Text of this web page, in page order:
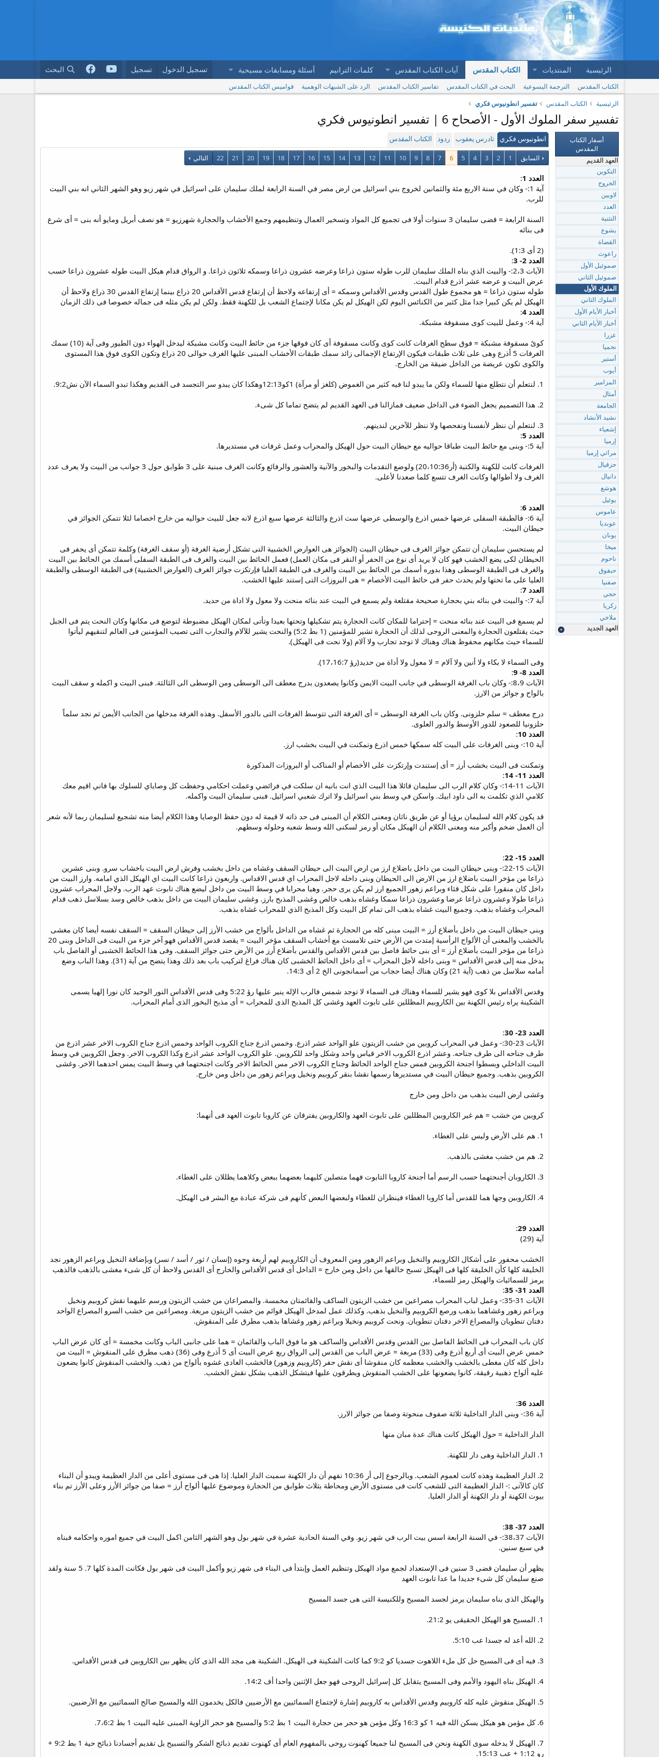
الرئيسية المنتديات الكتاب المقدس آيات الكتاب المقدس كلمات الترانيم أسئلة ومسابقات مسيحية تسجيل الدخول تسجيل البحث
الكتاب المقدس الترجمة اليسوعية البحث في الكتاب المقدس تفاسير الكتاب المقدس الرد على الشبهات الوهمية
قواميس الكتاب المقدس
الرئيسية
الكتاب المقدس تفسير انطونيوس فكري
تفسير سفر الملوك الأول - الأصحاح 6 | تفسير انطونيوس فكري
انطونيوس فكري تادرس يعقوب ردود الكتاب المقدس
السابق 1
2
3
4
5
6
7
8
9
10
11
12
13
14
15
16
17
18
19
20
21
22 التالي
العدد 1
:
آية 1:- وكان في سنة الاربع مئة والثمانين لخروج بني اسرائيل من ارض مصر في السنة الرابعة لملك سليمان على اسرائيل في شهر زيو وهو الشهر الثاني انه بني البيت
للرب.
السنة الرابعة = قضى سليمان 3 سنوات أولا فى تجميع كل المواد وتسخير العمال وتنظيمهم وجمع الأخشاب والحجارة شهرزيو = هو نصف أبريل ومايو أنه بنى = أى شرع
فى بنائه
(2 أى 1:3).
العدد 2- 3
:
الآيات 2،3:- والبيت الذي بناه الملك سليمان للرب طوله ستون ذراعا وعرضه عشرون ذراعا وسمكه ثلاثون ذراعا. و الرواق قدام هيكل البيت طوله عشرون ذراعا حسب
عرض البيت و عرضه عشر اذرع قدام البيت.
طوله ستون ذراعا = هو مجموع طول القدس وقدس الأقداس وسمكه = أى إرتفاعه ولاحظ أن إرتفاع قدس الأقداس 20 ذراع بينما إرتفاع القدس 30 ذراع ولاحظ أن
الهيكل لم يكن كبيرا جدا مثل كثير من الكنائس اليوم لكن الهيكل لم يكن مكانا لإجتماع الشعب بل للكهنة فقط. ولكن لم يكن مثله فى جماله خصوصا فى ذلك الزمان
العدد 4
:
آية 4:- وعمل للبيت كوى مسقوفة مشبكة.
كوىً مسقوفة مشبكة = فوق سطح الغرفات كانت كوى وكانت مسقوفة أى كان فوقها جزء من حائط البيت وكانت مشبكة ليدخل الهواء دون الطيور وفى آية (10) سمك
الغرفات 5 أذرع وهى على ثلاث طبقات فيكون الإرتفاع الإجمالى زائد سمك طبقات الأخشاب المبنى عليها الغرف حوالى 20 ذراع وتكون الكوى فوق هذا المستوى
والكوى تكون عريضة من الداخل ضيقة من الخارج.
1. لنتعلم أن نتطلع منها للسماء ولكن ما يبدو لنا فيه كثير من الغموض (كلغز أو مرآة) 1كو12:13وهكذا كان يبدو سر التجسد فى القديم وهكذا تبدو السماء الآن نش9:2.
2. هذا التصميم يجعل الضوء فى الداخل ضعيف فمازالنا فى العهد القديم لم يتضح تماما كل شىء.
3. لنتعلم أن ننظر لأنفسنا ونفحصها ولا ننظر للآخرين لندينهم.
العدد 5
:
آية 5:- وبنى مع حائط البيت طباقا حواليه مع حيطان البيت حول الهيكل والمحراب وعمل غرفات في مستديرها.
الغرفات كانت للكهنة والكتبة (أر20،10:36) ولوضع التقدمات والبخور والآنية والعشور والرفائع وكانت الغرف مبنية على 3 طوابق حول 3 جوانب من البيت ولا يعرف عدد
الغرف ولا أطوالها وكانت الغرف تتسع كلما صعدنا لأعلى.
العدد 6
:
آية 6:- فالطبقة السفلى عرضها خمس اذرع والوسطى عرضها ست اذرع والثالثة عرضها سبع اذرع لانه جعل للبيت حواليه من خارج اخصاما لئلا تتمكن الجوائز في
حيطان البيت.
لم يستحسن سليمان أن تتمكن جوائز الغرف فى حيطان البيت (الجوائز هى العوارض الخشبية التى تشكل أرضية الغرفة (أو سقف الغرفة) وكلمة تتمكن أى يحفر فى
الحيطان لكى يضع الخشب فهو كان لا يريد أى نوع من الحفر أو النقر فى مكان العمل) فعمل الحائط بين البيت والغرف فى الطبقة السفلى أسمك من الحائط بين البيت
والغرف فى الطبقة الوسطى وهذا بدوره أسمك من الحائط بين البيت والغرف فى الطبقة العليا فإرتكزت جوائز الغرف (العوارض الخشبية) فى الطبقة الوسطى والطبقة
العليا على ما تحتها ولم يحدث حفر فى حائط البيت الأخصام = هى البروزات التى إستند عليها الخشب.
العدد 7
:
آية 7:- والبيت في بنائه بني بحجارة صحيحة مقتلعة ولم يسمع في البيت عند بنائه منحت ولا معول ولا اداة من حديد.
لم يسمع فى البيت عند بنائه منحت = إحتراما للمكان كانت الحجارة يتم تشكيلها وتحتها بعيدا وتأتى لمكان الهيكل مضبوطة لتوضع فى مكانها وكان النحت يتم فى الجبل
حيث يقتلعون الحجارة والمعنى الروحى لذلك أن الحجارة تشير للمؤمنين (1 بط 5:2) والنحت يشير للآلام والتجارب التى تصيب المؤمنين فى العالم لتنقيهم ليأتوا
للسماء حيث مكانهم محفوظ هناك وهناك لا توجد تجارب ولا آلام (ولا نحت فى الهيكل).
وفى السماء لا بكاء ولا أنين ولا آلام = لا معول ولا أداة من حديد(رؤ 17،16:7).
العدد 8- 9
:
الآيات 8،9:- وكان باب الغرفة الوسطى في جانب البيت الايمن وكانوا يصعدون بدرج معطف الى الوسطى ومن الوسطى الى الثالثة. فبنى البيت و اكمله و سقف البيت
بالواح و جوائز من الارز.
درج معطف = سلم حلزونى. وكان باب الغرفة الوسطى = أى الغرفة التى تتوسط الغرفات التى بالدور الأسفل. وهذه الغرفة مدخلها من الجانب الأيمن ثم نجد سلماً
حلزونيا للصعود للدور الأوسط والدور العلوى.
العدد 10
:
آية 10:- وبنى الغرفات على البيت كله سمكها خمس اذرع وتمكنت في البيت بخشب ارز.
وتمكنت فى البيت بخشب أرز = أى إستندت وإرتكزت على الأخصام أو المناكب أو البروزات المذكورة
العدد 11- 14
:
الآيات 11-14:- وكان كلام الرب الى سليمان قائلا هذا البيت الذي انت بانيه ان سلكت في فرائضي وعملت احكامي وحفظت كل وصاياي للسلوك بها فاني اقيم معك
كلامي الذي تكلمت به الى داود ابيك. واسكن في وسط بني اسرائيل ولا اترك شعبي اسرائيل. فبنى سليمان البيت واكمله.
قد يكون كلام الله لسليمان برؤيا أو عن طريق ناثان ومعنى الكلام أن المبنى فى حد ذاته لا قيمة له دون حفظ الوصايا وهذا الكلام أيضا منه تشجيع لسليمان ربما لأنه شعر
أن العمل ضخم وأكبر منه ومعنى الكلام أن الهيكل مكان أو رمز لسكنى الله وسط شعبه وحلوله وسطهم.
العدد 15- 22
:
الآيات 15-22:- وبنى حيطان البيت من داخل باضلاع ارز من ارض البيت الى حيطان السقف وغشاه من داخل بخشب وفرش ارض البيت باخشاب سرو. وبنى عشرين
ذراعا من مؤخر البيت باضلاع ارز من الارض الى الحيطان وبنى داخله لاجل المحراب اي قدس الاقداس. واربعون ذراعا كانت البيت اي الهيكل الذي امامه. وارز البيت من
داخل كان منقورا على شكل قثاء وبراعم زهور الجميع ارز لم يكن يرى حجر. وهيا محرابا في وسط البيت من داخل ليضع هناك تابوت عهد الرب. ولاجل المحراب عشرون
ذراعا طولا وعشرون ذراعا عرضا وعشرون ذراعا سمكا وغشاه بذهب خالص وغشى المذبح بارز. وغشى سليمان البيت من داخل بذهب خالص وسد بسلاسل ذهب قدام
المحراب وغشاه بذهب. وجميع البيت غشاه بذهب الى تمام كل البيت وكل المذبح الذي للمحراب غشاه بذهب.
وبنى حيطان البيت من داخل بأضلاع أرز = البيت مبنى كله من الحجارة ثم غشاه من الداخل بألواح من خشب الأرز إلى حيطان السقف = السقف نفسه أيضا كان مغشى
بالخشب والمعنى أن الألواح الرأسية إمتدت من الأرض حتى تلامست مع أخشاب السقف مؤخر البيت = يقصد قدس الأقداس فهو آخر جزء من البيت فى الداخل وبنى 20
ذراعا من مؤخر البيت بأضلاع أرز = أى بنى حائط فاصل بين قدس الأقداس والقدس بأضلاع أرز من الأرض حتى جوائز السقف. وفى هذا الحائط الخشبى أو الفاصل باب
يدخل منه إلى قدس الأقداس = وبنى داخله لأجل المحراب = أى داخل الحائط الخشبى كان هناك فراغ لتركيب باب بعد ذلك وهذا يتضح من آية (31). وهذا الباب وضع
أمامه سلاسل من ذهب (آية 21) وكان هناك أيضا حجاب من أسمانجونى الخ 2 أى 14:3.
وقدس الأقداس بلا كوى فهو يشير للسماء وهناك فى السماء لا توجد شمس فالرب الإله ينير عليها رؤ 5:22 وفى قدس الأقداس النور الوحيد كان نورا إلهيا يسمى
الشكينة يراه رئيس الكهنة بين الكاروبيم المظللين على تابوت العهد وغشى كل المذبح الذى للمحراب = أى مذبح البخور الذى أمام المحراب.
العدد 23- 30
:
الآيات 23-30:- وعمل في المحراب كروبين من خشب الزيتون علو الواحد عشر اذرع. وخمس اذرع جناح الكروب الواحد وخمس اذرع جناح الكروب الاخر عشر اذرع من
طرف جناحه الى طرف جناحه. وعشر اذرع الكروب الاخر قياس واحد وشكل واحد للكروبين. علو الكروب الواحد عشر اذرع وكذا الكروب الاخر. وجعل الكروبين في وسط
البيت الداخلي وبسطوا اجنحة الكروبين فمس جناح الواحد الحائط وجناح الكروب الاخر مس الحائط الاخر وكانت اجنحتهما في وسط البيت يمس احدهما الاخر. وغشى
الكروبين بذهب. وجميع حيطان البيت في مستديرها رسمها نقشا بنقر كروبيم ونخيل وبراعم زهور من داخل ومن خارج.
وغشى ارض البيت بذهب من داخل ومن خارج
كروبين من خشب = هم غير الكاروبين المظللين على تابوت العهد والكاروبين يفترقان عن كاروبا تابوت العهد فى أنهما:
1. هم على الأرض وليس على الغطاء.
2. هم من خشب مغشى بالذهب.
3. الكاروبان أجنحتهما حسب الرسم أما أجنحة كاروبا التابوت فهما متصلين كليهما بعضهما ببعض وكلاهما يظللان على الغطاء.
4. الكاروبين وجها هما للقدس أما كاروبا الغطاء فينظران للغطاء ولبعضها البعض كأنهم فى شركة عبادة مع البشر فى الهيكل.
العدد 29
:
آية (29)
الخشب محفور على أشكال الكاروبيم والنخيل وبراعم الزهور ومن المعروف أن الكاروبيم لهم أربعة وجوه (إنسان / ثور / أسد / نسر) وبإضافة النخيل وبراعم الزهور نجد
الخليقة كلها كأن الخليقة كلها فى الهيكل تسبح خالقها من داخل ومن خارج = الداخل أى قدس الأقداس والخارج أى القدس ولاحظ أن كل شىء مغشى بالذهب فالذهب
يرمز للسمائيات والهيكل رمز للسماء.
العدد 31- 35
:
الآيات 31-35:- وعمل لباب المحراب مصراعين من خشب الزيتون الساكف والقائمتان مخمسة. والمصراعان من خشب الزيتون ورسم عليهما نقش كروبيم ونخيل
وبراعم زهور وغشاهما بذهب ورصع الكروبيم والنخيل بذهب. وكذلك عمل لمدخل الهيكل قوائم من خشب الزيتون مربعة. ومصراعين من خشب السرو المصراع الواحد
دفتان تنطويان والمصراع الاخر دفتان تنطويان. ونحت كروبيم ونخيلا وبراعم زهور وغشاها بذهب مطرق على المنقوش.
كان باب المحراب فى الحائط الفاصل بين القدس وقدس الأقداس والساكف هو ما فوق الباب والقائمان = هما على جانبى الباب وكانت مخمسة = أى كان عرض الباب
خمس عرض البيت أى أربع أذرع وفى (33) مربعة = عرض الباب من القدس إلى الرواق ربع عرض البيت أى 5 أذرع وفى (36) ذهب مطرق على المنقوش = البيت من
داخل كله كان مغطى بالخشب والخشب معظمه كان منقوشا أى نقش حفر (كاروبيم وزهور) فالخشب العادى غشوه بألواح من ذهب. والخشب المنقوش كانوا يضعون
عليه ألواح ذهبية رقيقة، كانوا يضعونها على الخشب المنقوش ويطرقون عليها فيتشكل الذهب بشكل نقش الخشب.
العدد 36
:
آية 36:- وبنى الدار الداخلية ثلاثة صفوف منحوتة وصفا من جوائز الارز.
الدار الداخلية = حول الهيكل كانت هناك عدة مبان منها
1. الدار الداخلية وهى دار للكهنة.
2. الدار العظيمة وهذه كانت لعموم الشعب. وبالرجوع إلى أر 10:36 نفهم أن دار الكهنة سميت الدار العليا. إذا هى فى مستوى أعلى من الدار العظيمة ويبدو أن البناء
كان كالآتى :- الدار العظيمة التى للشعب كانت فى مستوى الأرض ومحاطة بثلاث طوابق من الحجارة وموضوع عليها ألواح أرز = صفا من جوائز الأرز وعلى الأرز تم بناء
بيوت الكهنة أو دار الكهنة أو الدار العليا.
العدد 37- 38
:
الآيات 38،37:- في السنة الرابعة اسس بيت الرب في شهر زيو. وفي السنة الحادية عشرة في شهر بول وهو الشهر الثامن اكمل البيت في جميع اموره واحكامه فبناه
في سبع سنين.
يظهر أن سليمان قضى 3 سنين فى الإستعداد لجمع مواد الهيكل وتنظيم العمل وإبتدأ فى البناء فى شهر زيو وأكمل البيت فى شهر بول فكانت المدة كلها 7. 5 سنة ولقد
صنع سليمان كل شىء جديدا ما عدا تابوت العهد
والهيكل الذى بناه سليمان يرمز لجسد المسيح وللكنيسة التى هى جسد المسيح
1. المسيح هو الهيكل الحقيقى يو 21:2.
2. الله أعد له جسدا عب 5:10.
3. فيه أى فى المسيح حل كل ملء اللاهوت جسديا كو 9:2 كما كانت الشكينة فى الهيكل. الشكينة هى مجد الله الذى كان يظهر بين الكاروبين فى قدس الأقداس.
4. الهيكل بناه اليهود والأمم وفى المسيح يتقابل كل إسرائيل الروحى فهو جعل الإثنين واحدا أف 14:2.
5. الهيكل منقوش عليه كله كاروبيم وقدس الأقداس به كاروبيم إشارة لإجتماع السمائيين مع الأرضيين فالكل يخدمون الله والمسيح صالح السمائيين مع الأرضيين.
6. كل مؤمن هو هيكل يسكن الله فيه 1 كو 16:3 وكل مؤمن هو حجر من حجارة البيت 1 بط 5:2 والمسيح هو حجر الزاوية المبنى عليه البيت 1 بط 7،6:2.
7. الهيكل لا يدخله سوى الكهنة ونحن فى المسيح لنا جميعا كهنوت روحى بالمفهوم العام أى كهنوت تقديم ذبائح الشكر والتسبيح بل تقديم أجسادنا ذبائح حية 1 بط 9:2 +
رو 1:12 + عب 15:13.
أسفار الكتاب
المقدس
العهد القديم
التكوين
الخروج
لاويين
العدد
التثنية
يشوع
القضاة
راعوث
صموئيل الأول
صموئيل الثاني
الملوك الأول
الملوك الثاني
أخبار الأيام الأول
أخبار الأيام الثاني
عزرا
نحميا
أستير
أيوب
المزامير
أمثال
الجامعة
نشيد الأنشاد
إشعياء
إرميا
مراثي إرميا
حزقيال
دانيال
هوشع
يوئيل
عاموس
عوبديا
يونان
ميخا
ناحوم
حبقوق
صفنيا
حجي
زكريا
ملاخي
العهد الجديد